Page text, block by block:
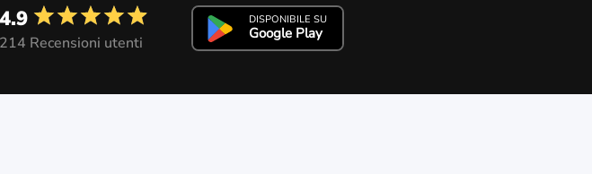
4.9
214 Recensioni utenti
DISPONIBILE SU
Google Play